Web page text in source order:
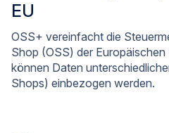
EU
OSS+ vereinfacht die
Shop (OSS) der
können Daten
Shops) einbezogen werden.